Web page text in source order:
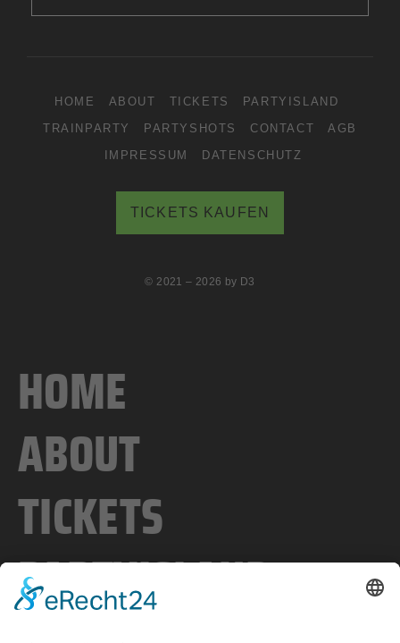
HOME ABOUT TICKETS
PARTYISLAND
TRAINPARTY
PARTYSHOTS CONTACT
AGB
IMPRESSUM
DATENSCHUTZ
TICKETS KAUFEN
© 2021 – 2026 by D3
HOME
ABOUT
TICKETS
PARTYISLAND